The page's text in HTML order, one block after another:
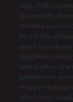
değişiklik
ve üzerinde
zarfında
bir şekilde
eder? Uranüs
düğümleri, kalp
temsil eder.
gezegenidir.
değiştiren bir
eder? İsim.